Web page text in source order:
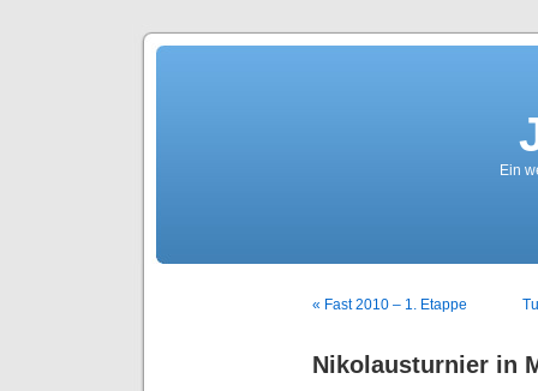
Ein
« Fast 2010 – 1. Etappe
Nikolausturnier in